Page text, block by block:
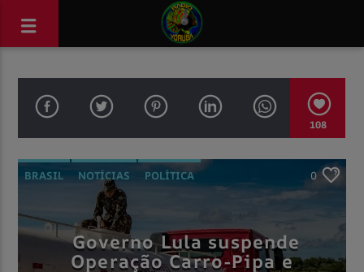
108
BRASIL NOTÍCIAS POLÍTICA 0
Governo Lula suspende
Operação Carro-Pipa e